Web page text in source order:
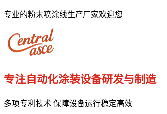
专业的粉末喷涂线生产厂家欢迎您
专注自动化涂装设备研发与制造
多项专利技术 保障设备运行稳定高效